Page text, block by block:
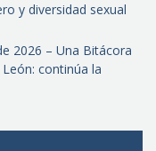
y diversidad sexual
2026 – Una Bitácora
continúa la